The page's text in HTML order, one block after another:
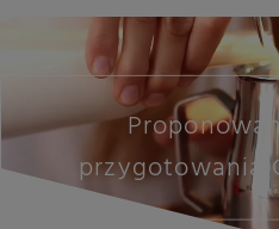
przygotowania